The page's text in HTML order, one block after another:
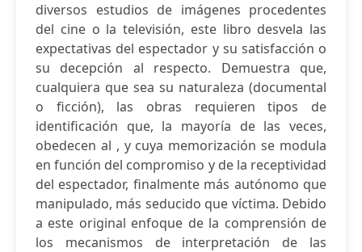
diversos estudios de imágenes procedentes
del cine o la televisión, este libro desvela las
expectativas del espectador y su satisfacción o
su decepción al respecto. Demuestra que,
cualquiera que sea su naturaleza (documental
o ficción), las obras requieren tipos de
identificación que, la mayoría de las veces,
obedecen al , y cuya memorización se modula
en función del compromiso y de la receptividad
del espectador, finalmente más autónomo que
manipulado, más seducido que víctima. Debido
a este original enfoque de la comprensión de
los mecanismos de interpretación de las